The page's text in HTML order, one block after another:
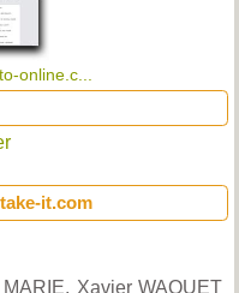
online.c...
it.com
Xavier WAQUET